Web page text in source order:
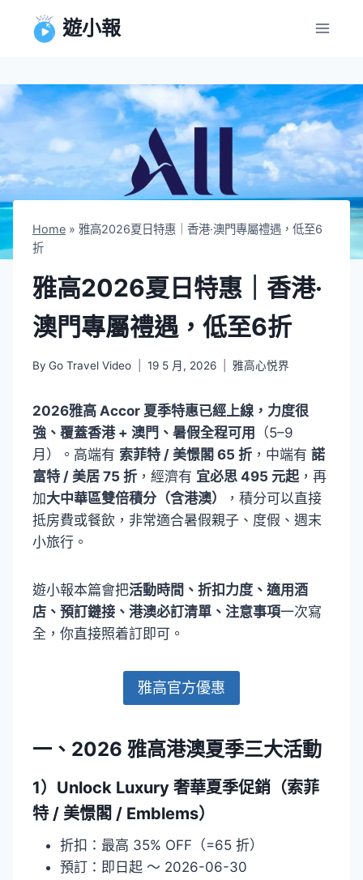
遊小報
Home » 雅高2026夏日特惠｜香港·澳門專屬禮遇，低至6
折
雅高2026夏日特惠｜香港·
澳門專屬禮遇，低至6折
By Go Travel Video 19 5 月, 2026 雅高心悦界
2026雅高 Accor 夏季特惠已經上線，力度很
強、覆蓋香港 + 澳門、暑假全程可用
（5–9
月）。高端有 索菲特 / 美憬閣 65 折 ，中端有 諾
富特 / 美居 75 折 ，經濟有 宜必思 495 元起 ，再
加大中華區雙倍積分（含港澳）
，積分可以直接
抵房費或餐飲，非常適合暑假親子、度假、週末
小旅行。
遊小報本篇會把活動時間、折扣力度、適用酒
店、預訂鏈接、港澳必訂清單、注意事項一次寫
全，你直接照着訂即可。
雅高官方優惠
一、2026 雅高港澳夏季三大活動
1）Unlock Luxury 奢華夏季促銷（索菲
特 / 美憬閣 / Emblems）
折扣：最高 35% OFF（=65 折）
預訂：即日起 ～ 2026-06-30